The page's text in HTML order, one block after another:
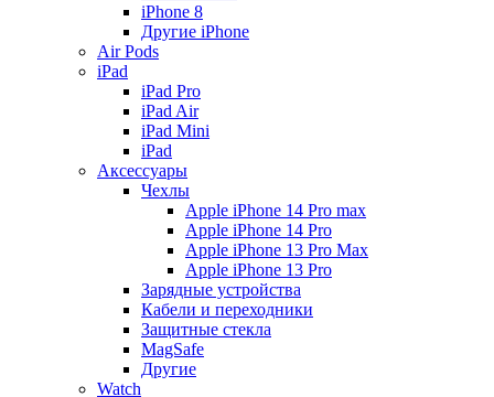
iPhone 8
Другие iPhone
Air Pods
iPad
iPad Pro
iPad Air
iPad Mini
iPаd
Аксессуары
Чехлы
Apple iPhone 14 Pro max
Apple iPhone 14 Pro
Apple iPhone 13 Pro Max
Apple iPhone 13 Pro
Зарядные устройства
Кабели и переходники
Защитные стекла
MagSafe
Другие
Watch